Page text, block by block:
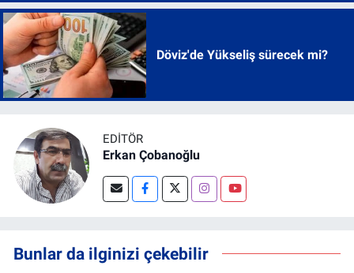
Döviz'de Yükseliş sürecek mi?
EDITÖR
Erkan Çobanoğlu
Bunlar da ilginizi çekebilir